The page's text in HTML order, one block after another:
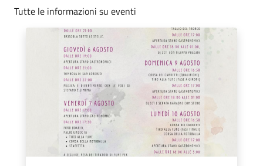
Tutte le informazioni su eventi